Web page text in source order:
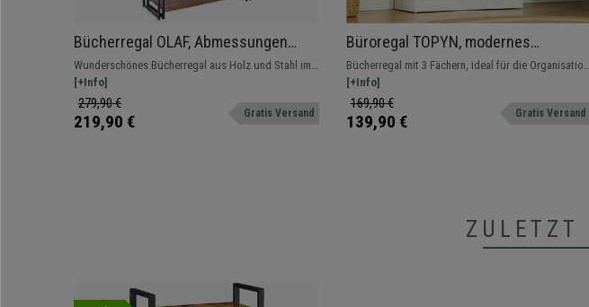
Bücherregal OLAF, Abmessungen
165x80x30 cm, Industrielles Design,
Metallgestell mit Holz, Farbe
Wildeiche
Wunderschönes Bücherregal aus Holz und Stahl im
modernen, industriellen Stil. Qualität und Stil zu
einem unglaublichen Preis.
[+Info]
279,90 €
219,90 € Gratis Versand
Büroregal TOPYN, modernes
schlichtes Design, Abmessungen
62,2x24x102,4 cm, Farbe Weiß
Bücherregal mit 3 Fächern, ideal für die Organisation
von Dokumenten und Gegenständen in der Wohnung
oder im Büro.
[+Info]
169,90 €
139,90 € Gratis Versand
ZULETZT